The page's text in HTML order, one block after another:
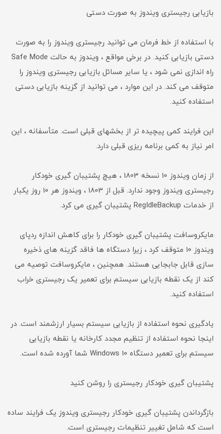
بازیابی رجیستری ویندوز به صورت دستی
با استفاده از خط فرمان می توانید رجیستری ویندوز را به صورت
دستی بازیابی کنید. در برخی مواقع ، ویندوز به حالت Safe Mode
راه اندازی نمی شود ، یا سایر مسائل بازیابی رجیستری ویندوز را
متوقف می کند. در این موارد ، می توانید از گزینه بازیابی دستی
استفاده کنید.
این فرایند کمی پیچیده تر از بخشهای قبلی است. متأسفانه ، این
امر نیاز به کمی برنامه ریزی قبلی دارد.
از زمان ویندوز 10 نسخه 1803 ، هیچ پشتیبان گیری خودکار
رجیستری ویندوز وجود ندارد. قبل از 1803 ، ویندوز هر 10 روز یکبار
از خدمات RegIdleBackup پشتیبان گیری می کرد.
مایکروسافت پشتیبان گیری خودکار را برای کاهش اندازه ردپای
ویندوز 10 متوقف کرد ، زیرا دستگاه ها فاقد گزینه های ذخیره
سازی قابل جابجایی هستند. همچنین ، مایکروسافت توصیه می
کند از یک نقطه بازیابی سیستم برای تعمیر یک رجیستری خراب
استفاده کنید.
یادگیری نحوه استفاده از بازیابی سیستم بسیار ارزشمند است. در
اینجا نحوه استفاده از تنظیم مجدد کارخانه یا نقطه بازیابی
سیستم برای تعمیر دستگاه Windows 10 شما آورده شده است.
پشتیبان گیری خودکار رجیستری را روشن کنید
بازگرداندن پشتیبان گیری خودکار رجیستری ویندوز یک فرایند ساده
است که شامل تغییر تنظیمات رجیستری است.